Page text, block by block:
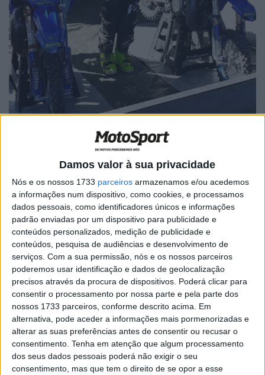
Damos valor à sua privacidade
Nós e os nossos 1733 parceiros armazenamos e/ou acedemos
a informações num dispositivo, como cookies, e processamos
dados pessoais, como identificadores únicos e informações
padrão enviadas por um dispositivo para publicidade e
conteúdos personalizados, medição de publicidade e
conteúdos, pesquisa de audiências e desenvolvimento de
serviços. Com a sua permissão, nós e os nossos parceiros
poderemos usar identificação e dados de geolocalização
precisos através da procura de dispositivos. Poderá clicar para
consentir o processamento por nossa parte e pela parte dos
nossos 1733 parceiros, conforme descrito acima. Em
alternativa, pode aceder a informações mais pormenorizadas e
alterar as suas preferências antes de consentir ou recusar o
consentimento. Tenha em atenção que algum processamento
dos seus dados pessoais poderá não exigir o seu
consentimento, mas que tem o direito de se opor a esse
🔊 Ouvir artigo
Cinco portugueses da classe Infantis estiveram entre os
54 pilotos que competiram no passado fim de semana na
jornada inaugural do campeonato espanhol de
Motocross 65cc na região de Cáceres.
Na primeira manga, Tomás Santos arrancou em 4º e
manteve-se no lote dos cinco primeiros durante mais de
metade da corrida. O piloto de Tomar terminou a corrida
em 9º mas seria penalizado em 10 posições por infração
a uma bandeira amarela.